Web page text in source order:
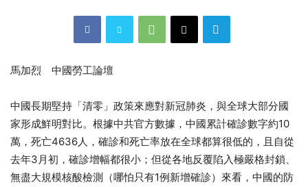
馬加烈 中國勞工論壇
中國長期堅持「清零」政策來應對新冠肺炎，與全球大部分國
家形成鮮明對比。根據中共官方數據，中國累計確診數字約10
萬，死亡4636人，確診和死亡率放在全球都算很低的，且自從
去年3月初，確診增幅都很小；但從各地反覆陷入極嚴格封鎖、
無盡大規模核酸檢測（哪怕只有1例新增確診）來看，中國的防